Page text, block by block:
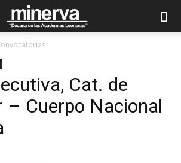
Cat. de
– Cuerpo Nacional